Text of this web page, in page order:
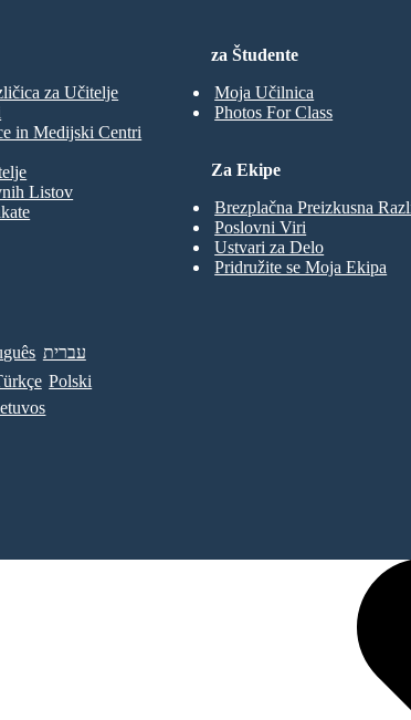
za Študente
Moja Učilnica
Photos For Class
za Učitelje
in Medijski Centri
Listov
Za Ekipe
Brezplačna Preizkusna
Poslovni Viri
Ustvari za Delo
Pridružite se Moja Ekipa
עברית
Polski